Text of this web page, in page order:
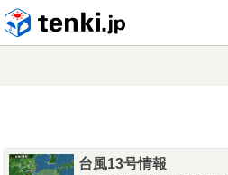
台風13号情報